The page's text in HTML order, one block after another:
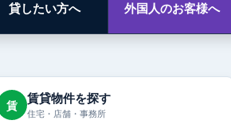
貸したい方へ 外国人のお客様へ
賃 賃貸物件を探す
住宅・店舗・事務所